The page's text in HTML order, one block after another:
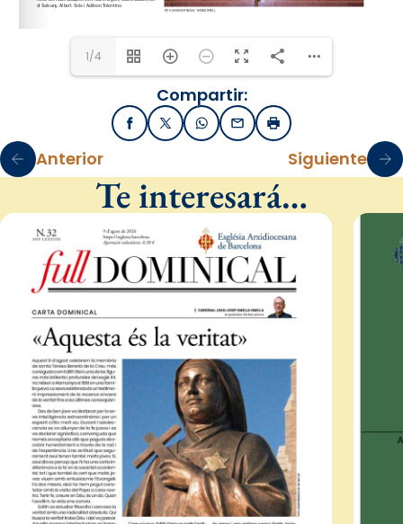
1/4
Compartir:
FacebookX / TwitterWhatsApp
EmailImprimir
Anterior Siguiente
Te interesará…